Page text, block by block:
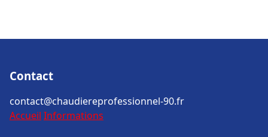
Contact
contact@chaudiereprofessionnel-90.fr
Accueil Informations